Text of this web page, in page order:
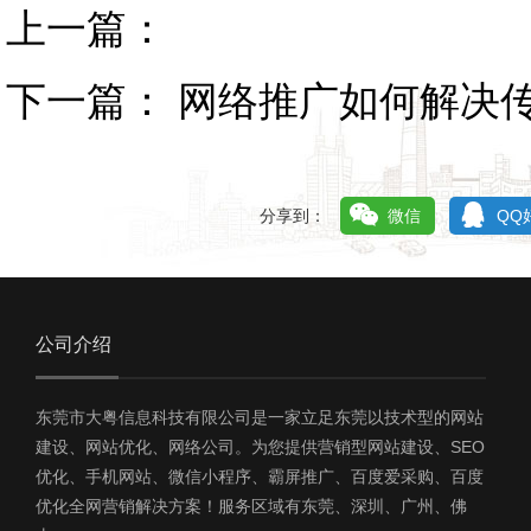
上一篇：
下一篇：
网络推广如何解决
分享到： 微信 QQ
公司介绍
东莞市大粤信息科技有限公司是一家立足东莞以技术型的网站
建设、网站优化、网络公司。为您提供营销型网站建设、SEO
优化、手机网站、微信小程序、霸屏推广、百度爱采购、百度
优化全网营销解决方案！服务区域有东莞、深圳、广州、佛